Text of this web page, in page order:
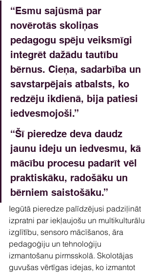
“Esmu sajūsmā par
novērotās skoliņas
pedagogu spēju veiksmīgi
integrēt dažādu tautību
bērnus. Cieņa, sadarbība un
savstarpējais atbalsts, ko
redzēju ikdienā, bija patiesi
iedvesmojoši.”
“Šī pieredze deva daudz
jaunu ideju un iedvesmu, kā
mācību procesu padarīt vēl
praktiskāku, radošāku un
bērniem saistošāku.”
Iegūtā pieredze palīdzējusi padziļināt
izpratni par iekļaujošu un multikulturālu
izglītību, sensoro mācīšanos, āra
pedagoģiju un tehnoloģiju
izmantošanu pirmsskolā. Skolotājas
guvušas vērtīgas idejas, ko izmantot